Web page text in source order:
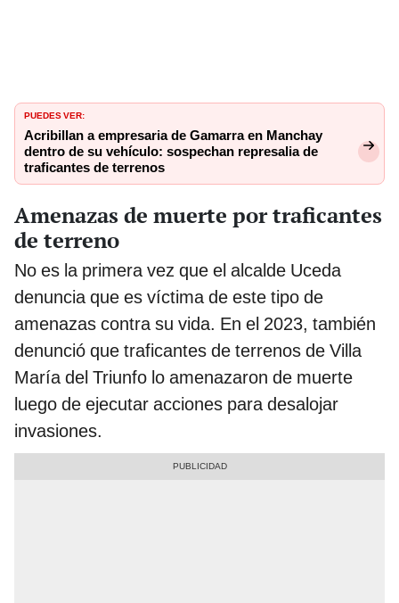
PUEDES VER:
Acribillan a empresaria de Gamarra en Manchay
dentro de su vehículo: sospechan represalia de
traficantes de terrenos
Amenazas de muerte por traficantes
de terreno
No es la primera vez que el alcalde Uceda
denuncia que es víctima de este tipo de
amenazas contra su vida. En el 2023, también
denunció que traficantes de terrenos de Villa
María del Triunfo lo amenazaron de muerte
luego de ejecutar acciones para desalojar
invasiones.